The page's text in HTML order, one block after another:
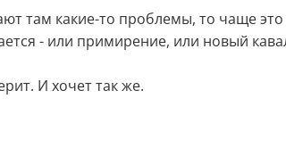
там какие-то проблемы, то чаще
- или примирение, или новый
И хочет так же.